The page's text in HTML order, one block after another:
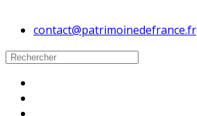
contact@patrimoinedefrance.fr